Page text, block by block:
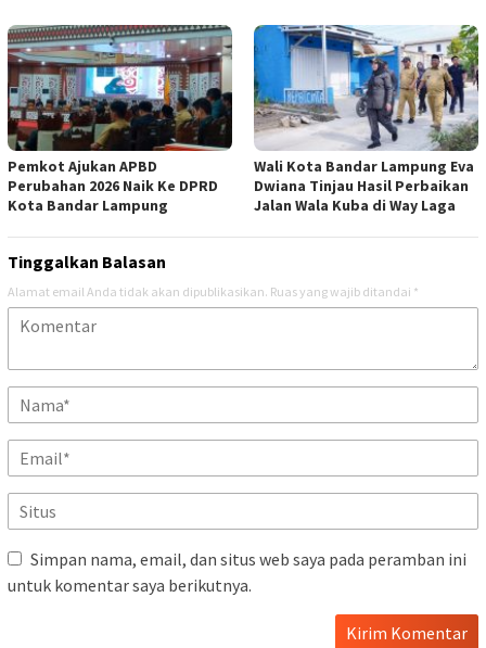
Pemkot Ajukan APBD
Perubahan 2026 Naik Ke DPRD
Kota Bandar Lampung
Wali Kota Bandar Lampung Eva
Dwiana Tinjau Hasil Perbaikan
Jalan Wala Kuba di Way Laga
Tinggalkan Balasan
Alamat email Anda tidak akan dipublikasikan. Ruas yang wajib ditandai *
Simpan nama, email, dan situs web saya pada peramban ini
untuk komentar saya berikutnya.